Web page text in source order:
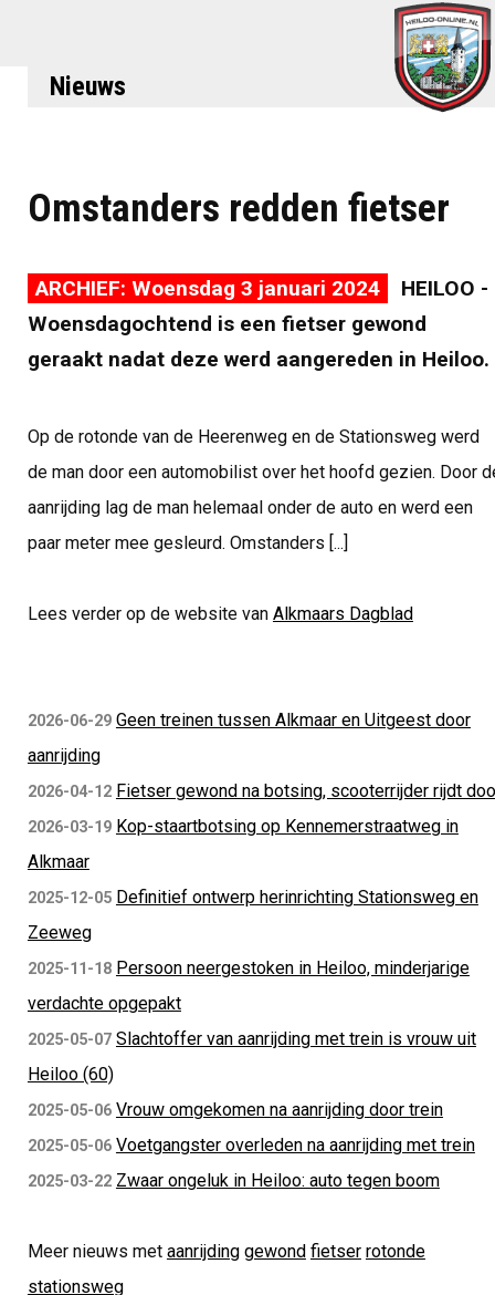
Nieuws
Omstanders redden fietser
ARCHIEF: Woensdag 3 januari 2024
HEILOO -
Woensdagochtend is een fietser gewond
geraakt nadat deze werd aangereden in Heiloo.
Op de rotonde van de Heerenweg en de Stationsweg werd
de man door een automobilist over het hoofd gezien. Door
aanrijding lag de man helemaal onder de auto en werd een
paar meter mee gesleurd. Omstanders [...]
Lees verder op de website van Alkmaars Dagblad
2026-06-29 Geen treinen tussen Alkmaar en Uitgeest door
aanrijding
2026-04-12 Fietser gewond na botsing, scooterrijder rijdt
2026-03-19 Kop-staartbotsing op Kennemerstraatweg in
Alkmaar
2025-12-05 Definitief ontwerp herinrichting Stationsweg en
Zeeweg
2025-11-18 Persoon neergestoken in Heiloo, minderjarige
verdachte opgepakt
2025-05-07 Slachtoffer van aanrijding met trein is vrouw uit
Heiloo (60)
2025-05-06 Vrouw omgekomen na aanrijding door trein
2025-05-06 Voetgangster overleden na aanrijding met trein
2025-03-22 Zwaar ongeluk in Heiloo: auto tegen boom
Meer nieuws met aanrijding gewond fietser rotonde
stationsweg